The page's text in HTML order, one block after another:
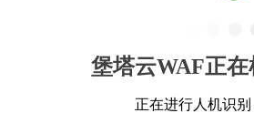
堡塔云WAF正在
正在进行人机识